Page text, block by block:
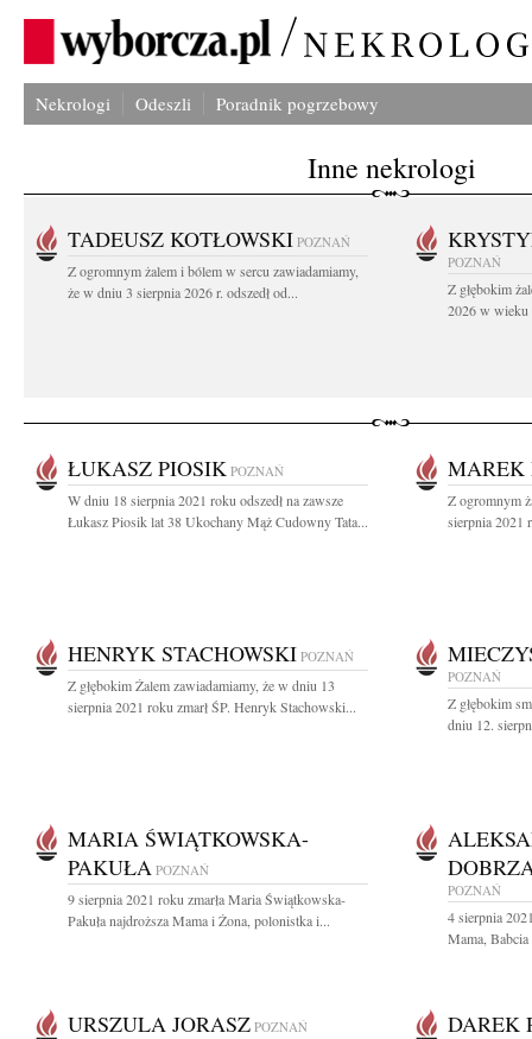
Nekrologi Odeszli Poradnik pogrzebowy
Inne nekrologi
TADEUSZ KOTŁOWSKI POZNAŃ
Z ogromnym żalem i bólem w sercu zawiadamiamy,
że w dniu 3 sierpnia 2026 r. odszedł od...
POZNAŃ
Z głębokim
2026 w wieku
ŁUKASZ PIOSIK POZNAŃ
W dniu 18 sierpnia 2021 roku odszedł na zawsze
Łukasz Piosik lat 38 Ukochany Mąż Cudowny Tata...
MAREK
Z ogromnym
sierpnia 2021
HENRYK STACHOWSKI POZNAŃ
Z głębokim Żalem zawiadamiamy, że w dniu 13
sierpnia 2021 roku zmarł ŚP. Henryk Stachowski...
POZNAŃ
Z głębokim
dniu 12.
MARIA ŚWIĄTKOWSKA-
PAKUŁA POZNAŃ
9 sierpnia 2021 roku zmarła Maria Świątkowska-
Pakuła najdroższa Mama i Żona, polonistka i...
POZNAŃ
4 sierpnia
Mama,
URSZULA JORASZ POZNAŃ DAREK